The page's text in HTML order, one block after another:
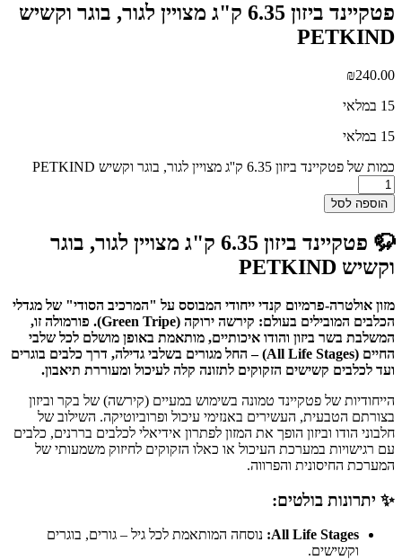
פטקיינד ביזון 6.35 ק"ג מצויין לגור, בוגר וקשיש
PETKIND
₪240.00
15 במלאי
15 במלאי
כמות של פטקיינד ביזון 6.35 ק''ג מצויין לגור, בוגר וקשיש PETKIND
הוספה לסל
🦬 פטקיינד ביזון 6.35 ק"ג מצויין לגור, בוגר
וקשיש PETKIND
מזון אולטרה-פרמיום קנדי ייחודי המבוסס על "המרכיב הסודי" של מגדלי
הכלבים המובילים בעולם: קירשה ירוקה (Green Tripe). פורמולה זו,
המשלבת בשר ביזון והודו איכותיים, מותאמת באופן מושלם לכל שלבי
החיים (All Life Stages) – החל מגורים בשלבי גדילה, דרך כלבים בוגרים
ועד לכלבים קשישים הזקוקים לתזונה קלה לעיכול ומעוררת תיאבון.
הייחודיות של פטקיינד טמונה בשימוש במעיים (קירשה) של בקר וביזון
בצורתם הטבעית, העשירים באנזימי עיכול ופרוביוטיקה. השילוב של
חלבוני הודו וביזון הופך את המזון לפתרון אידיאלי לכלבים בררנים, כלבים
עם רגישויות במערכת העיכול או כאלו הזקוקים לחיזוק משמעותי של
המערכת החיסונית והפרווה.
✨ יתרונות בולטים:
All Life Stages: נוסחה המותאמת לכל גיל – גורים, בוגרים
וקשישים.